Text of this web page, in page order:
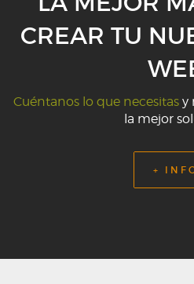
CREAR TU
Cuéntanos lo que necesitas y
la mejor
+